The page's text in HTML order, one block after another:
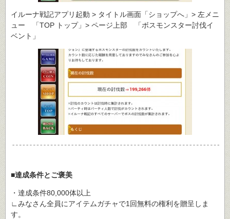
イルーナ戦記アプリ起動 > タイトル画面「ショップへ」> 左メニ
ュー 「TOP トップ」> ページ上部 「ボスモンスター討伐イ
ベント」
■達成条件とご褒美
・達成条件80,000体以上
∟みなさん全員にアイテムガチャで1回無料の権利を贈呈しま
す。